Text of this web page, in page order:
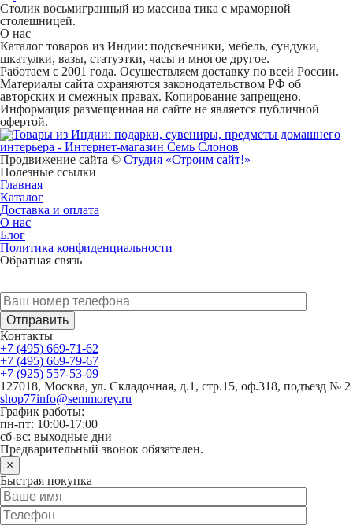
Столик восьмигранный из массива тика с мраморной
столешницей.
О нас
Каталог товаров из Индии: подсвечники, мебель, сундуки,
шкатулки, вазы, статуэтки, часы и многое другое.
Работаем с 2001 года. Осуществляем доставку по всей России.
Материалы сайта охраняются законодательством РФ об
авторских и смежных правах. Копирование запрещено.
Информация размещенная на сайте не является публичной
офертой.
Продвижение сайта © Студия «Строим сайт!»
Полезные ссылки
Главная
Каталог
Доставка и оплата
О нас
Блог
Политика конфиденциальности
Обратная связь
Контакты
+7 (495) 669-71-62
+7 (495) 669-79-67
+7 (925) 557-53-09
127018, Москва, ул. Складочная, д.1, стр.15, оф.318, подъезд № 2
shop77info@semmorey.ru
График работы:
пн-пт: 10:00-17:00
сб-вс: выходные дни
Предварительный звонок обязателен.
×
Быстрая покупка